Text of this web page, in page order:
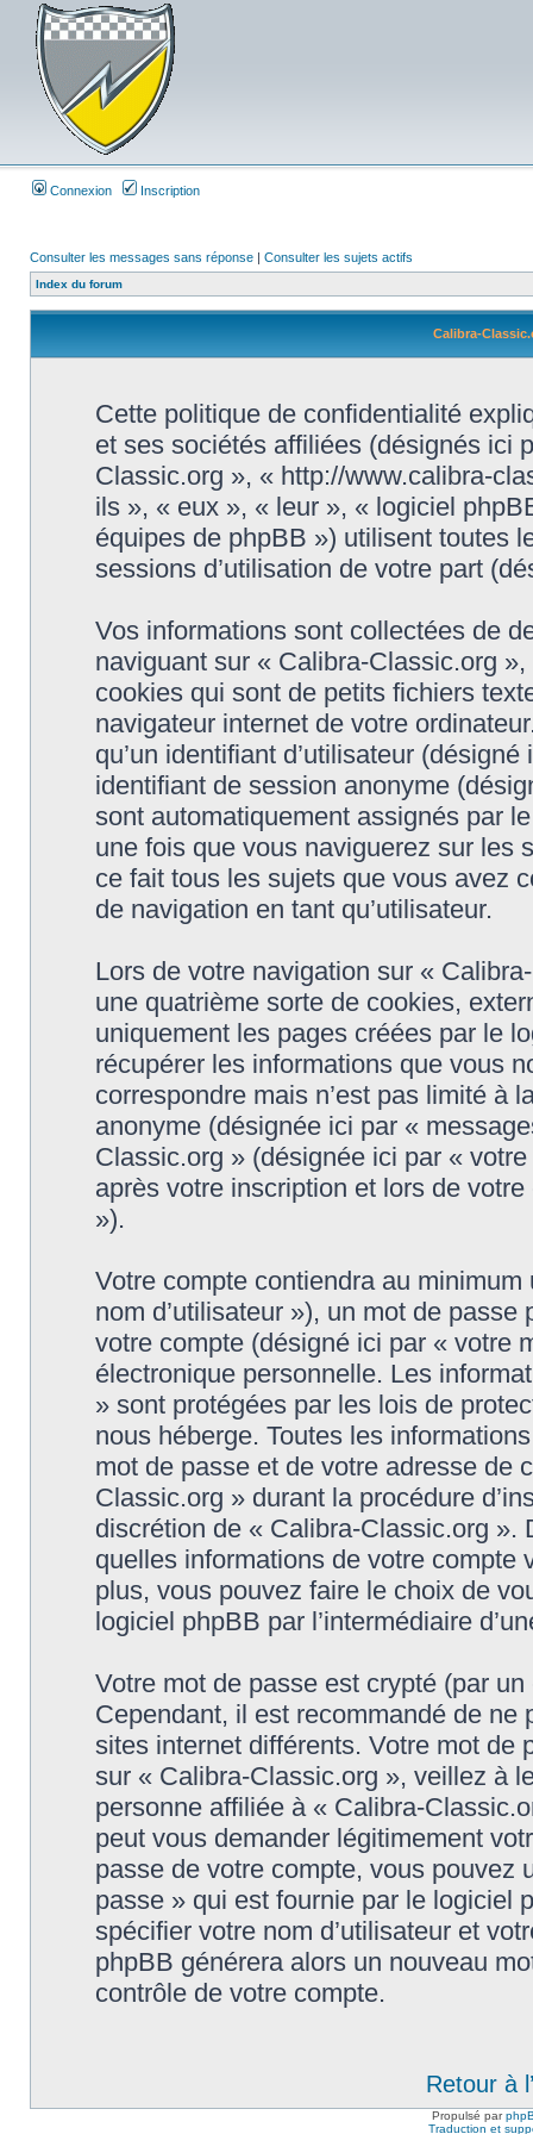
Connexion Inscription
Consulter les messages sans réponse | Consulter les sujets actifs
Index du forum
Calibra-
Cette politique de confidentialité
et ses sociétés affiliées (désignés ici
Classic.org », « http://www.calibra-
ils », « eux », « leur », « logiciel
équipes de phpBB ») utilisent toutes
sessions d’utilisation de votre part
Vos informations sont collectées de
naviguant sur « Calibra-Classic.org
cookies qui sont de petits fichiers
navigateur internet de votre
qu’un identifiant d’utilisateur
identifiant de session anonyme
sont automatiquement assignés par
une fois que vous naviguerez sur les
ce fait tous les sujets que vous avez
de navigation en tant qu’utilisateur.
Lors de votre navigation sur «
une quatrième sorte de cookies,
uniquement les pages créées par le
récupérer les informations que vous
correspondre mais n’est pas limité à
anonyme (désignée ici par «
Classic.org » (désignée ici par «
après votre inscription et lors de
»).
Votre compte contiendra au
nom d’utilisateur »), un mot de
votre compte (désigné ici par « votre
électronique personnelle. Les
» sont protégées par les lois de
nous héberge. Toutes les
mot de passe et de votre adresse de
Classic.org » durant la procédure
discrétion de « Calibra-Classic.org
quelles informations de votre compte
plus, vous pouvez faire le choix de
logiciel phpBB par l’intermédiaire
Votre mot de passe est crypté (par
Cependant, il est recommandé de
sites internet différents. Votre mot de
sur « Calibra-Classic.org », veillez à
personne affiliée à « Calibra-
peut vous demander légitimement
passe de votre compte, vous pouvez
passe » qui est fournie par le logiciel
spécifier votre nom d’utilisateur et
phpBB générera alors un nouveau
contrôle de votre compte.
Retour à
Propulsé par
Traduction et